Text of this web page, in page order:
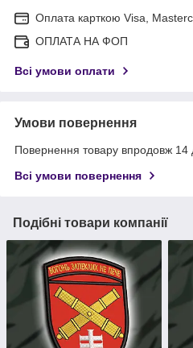
Оплата карткою Visa,
ОПЛАТА НА ФОП
Всі умови оплати
Умови повернення
Повернення товару впродовж 14
Всі умови повернення
Подібні товари компанії